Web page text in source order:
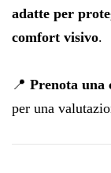
adatte per
comfort visivo.
📍 Prenota una
per una